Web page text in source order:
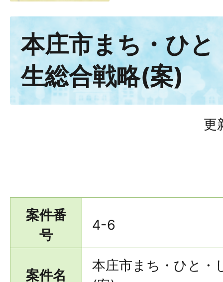
本庄市まち・ひと
生総合戦略(案)
更
案件番
号
4-6
案件名
本庄市まち・ひと・